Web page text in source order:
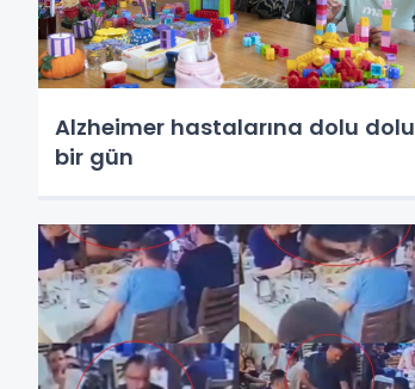
Alzheimer hastalarına dolu dolu
bir gün